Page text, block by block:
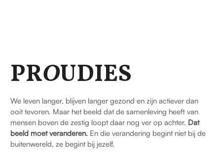
PROUDIES
We leven langer, blijven langer gezond en zijn actiever dan
ooit tevoren. Maar het beeld dat de samenleving heeft van
mensen boven de zestig loopt daar nog ver op achter. Dat
beeld moet veranderen. En die verandering begint niet bij de
buitenwereld, ze begint bij jezelf.